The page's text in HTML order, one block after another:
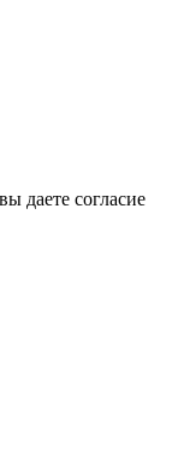
даете согласие